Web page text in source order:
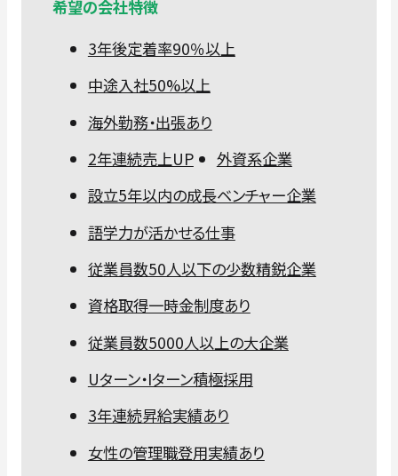
希望の会社特徴
3年後定着率90％以上
中途入社50%以上
海外勤務・出張あり
2年連続売上UP
外資系企業
設立5年以内の成長ベンチャー企業
語学力が活かせる仕事
従業員数50人以下の少数精鋭企業
資格取得一時金制度あり
従業員数5000人以上の大企業
Uターン・Iターン積極採用
3年連続昇給実績あり
女性の管理職登用実績あり